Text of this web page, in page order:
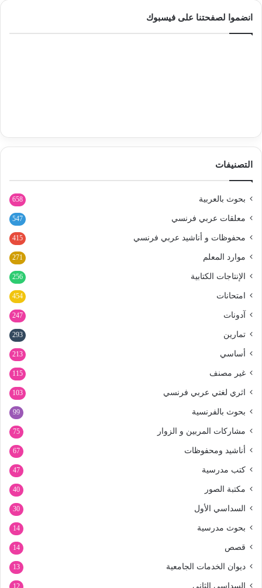
انضموا لصفحتنا على فيسبوك
التصنيفات
بحوث بالعربية 658
معلقات عربي فرنسي 547
محفوظات و أناشيد عربي فرنسي 415
موارد المعلم 271
الإنتاجات الكتابية 256
امتحانات 454
آدونات 247
تمارين 293
أساسي 213
غير مصنف 115
اثري لغتي عربي فرنسي 103
بحوث بالفرنسية 99
مشاركات المربين و الزوار 75
أناشيد ومحفوظات 67
كتب مدرسية 47
مكتبة الصور 40
السداسي الأول 30
بحوث مدرسية 14
قصص 14
ديوان الخدمات الجامعية 13
السداسي الثاني 12